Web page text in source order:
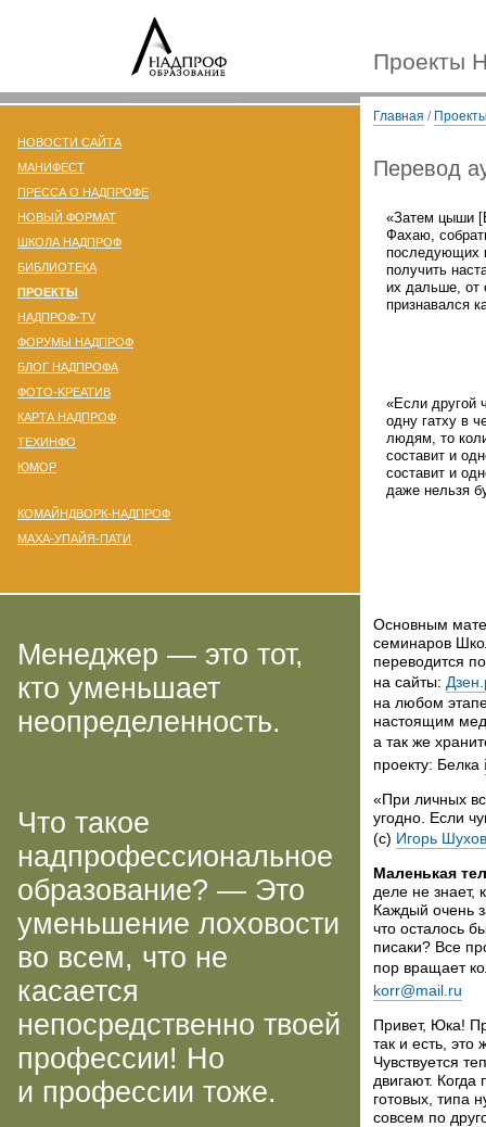
Проекты
НОВОСТИ САЙТА
МАНИФЕСТ
ПРЕССА О НАДПРОФЕ
НОВЫЙ ФОРМАТ
ШКОЛА НАДПРОФ
БИБЛИОТЕКА
ПРОЕКТЫ
НАДПРОФ-TV
ФОРУМЫ НАДПРОФ
БЛОГ НАДПРОФА
ФОТО-KРЕАТИВ
КАРТА НАДПРОФ
ТЕХИНФО
ЮМОР
КОМАЙНДВОРК-НАДПРОФ
МАХА-УПАЙЯ-ПАТИ
Менеджер — это тот,
кто уменьшает
неопределенность.
Что такое
надпрофессиональное
образование? — Это
уменьшение лоховости
во всем, что не
касается
непосредственно твоей
профессии! Но
и профессии тоже.
Главная /
Перевод
«Затем цыши
Фахаю,
последующих
получить
их дальше, от
признавался
«Если другой
одну гатху в
людям, то
составит и
составит и
даже нельзя
Основным
семинаров
переводится
на сайты:
на любом
настоящим
а так же
проекту: Белка
«При личных
угодно. Если
(с) Игорь Шухов
Маленькая
деле не знает,
Каждый очень
что осталось
писаки? Все
пор вращает
korr@mail.ru
Привет, Юка!
так и есть,
Чувствуется
двигают.
готовых, типа
совсем по